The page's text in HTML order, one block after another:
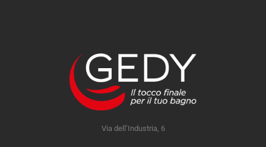
Via dell’Industria, 6